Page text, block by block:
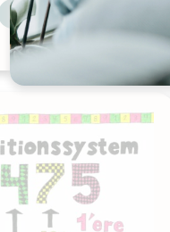
Tilføj til kurv